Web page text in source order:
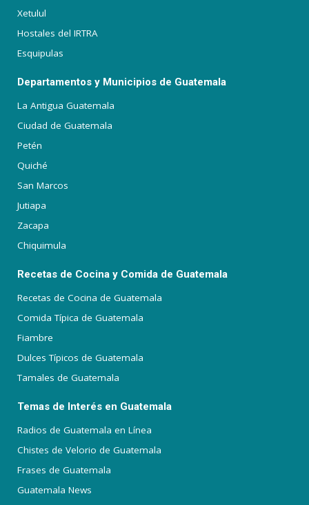
Xetulul
Hostales del IRTRA
Esquipulas
Departamentos y Municipios de Guatemala
La Antigua Guatemala
Ciudad de Guatemala
Petén
Quiché
San Marcos
Jutiapa
Zacapa
Chiquimula
Recetas de Cocina y Comida de Guatemala
Recetas de Cocina de Guatemala
Comida Típica de Guatemala
Fiambre
Dulces Típicos de Guatemala
Tamales de Guatemala
Temas de Interés en Guatemala
Radios de Guatemala en Línea
Chistes de Velorio de Guatemala
Frases de Guatemala
Guatemala News